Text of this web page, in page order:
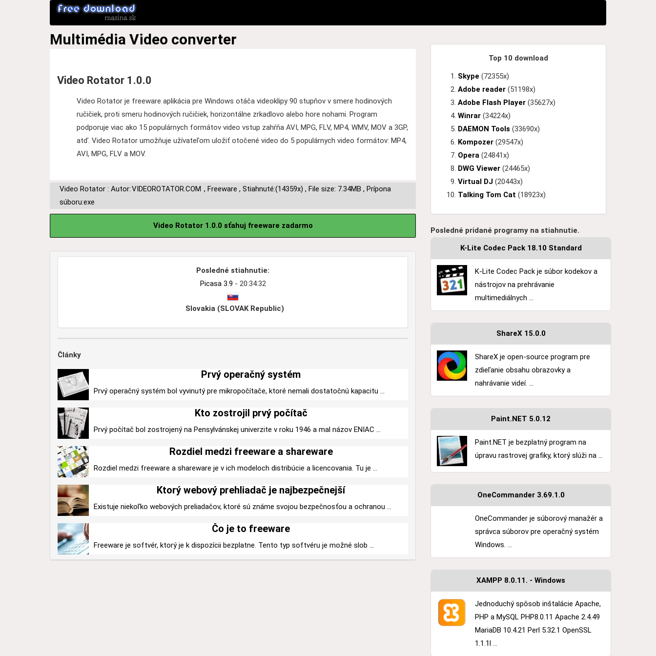
Multimédia Video converter
Video Rotator 1.0.0
Video Rotator je freeware aplikácia pre Windows otáča videoklipy 90 stupňov v smere hodinových
ručičiek, proti smeru hodinových ručičiek, horizontálne zrkadlovo alebo hore nohami. Program
podporuje viac ako 15 populárnych formátov video vstup zahŕňa AVI, MPG, FLV, MP4, WMV, MOV a 3GP,
atď. Video Rotator umožňuje užívateľom uložiť otočené video do 5 populárnych video formátov: MP4,
AVI, MPG, FLV a MOV.
Video Rotator : Autor:VIDEOROTATOR.COM , Freeware , Stiahnuté:(14359x) , File size: 7.34MB , Prípona
súboru:exe
Video Rotator 1.0.0 sťahuj freeware zadarmo
Posledné stiahnutie:
Picasa 3.9 - 20:34:32
Slovakia (SLOVAK Republic)
Články
Prvý operačný systém
Prvý operačný systém bol vyvinutý pre mikropočítače, ktoré nemali dostatočnú kapacitu ...
Kto zostrojil prvý počítač
Prvý počítač bol zostrojený na Pensylvánskej univerzite v roku 1946 a mal názov ENIAC ...
Rozdiel medzi freeware a shareware
Rozdiel medzi freeware a shareware je v ich modeloch distribúcie a licencovania. Tu je ...
Ktorý webový prehliadač je najbezpečnejší
Existuje niekoľko webových preliadačov, ktoré sú známe svojou bezpečnosťou a ochranou ...
Čo je to freeware
Freeware je softvér, ktorý je k dispozícii bezplatne. Tento typ softvéru je možné slob ...
Top 10 download
Skype (72355x)
Adobe reader (51198x)
Adobe Flash Player (35627x)
Winrar (34224x)
DAEMON Tools (33690x)
Kompozer (29547x)
Opera (24841x)
DWG Viewer (24465x)
Virtual DJ (20443x)
Talking Tom Cat (18923x)
Posledné pridané programy na stiahnutie.
K-Lite Codec Pack 18.10 Standard
K-Lite Codec Pack je súbor kodekov a
nástrojov na prehrávanie
multimediálnych ...
ShareX 15.0.0
ShareX je open-source program pre
zdieľanie obsahu obrazovky a
nahrávanie videí. ...
Paint.NET 5.0.12
Paint.NET je bezplatný program na
úpravu rastrovej grafiky, ktorý slúži na ...
OneCommander 3.69.1.0
OneCommander je súborový manažér a
správca súborov pre operačný systém
Windows. ...
XAMPP 8.0.11. - Windows
Jednoduchý spôsob inštalácie Apache,
PHP a MySQL PHP8.0.11 Apache 2.4.49
MariaDB 10.4.21 Perl 5.32.1 OpenSSL
1.1.1l ...